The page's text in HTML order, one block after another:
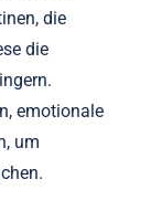
die
die
emotionale
um